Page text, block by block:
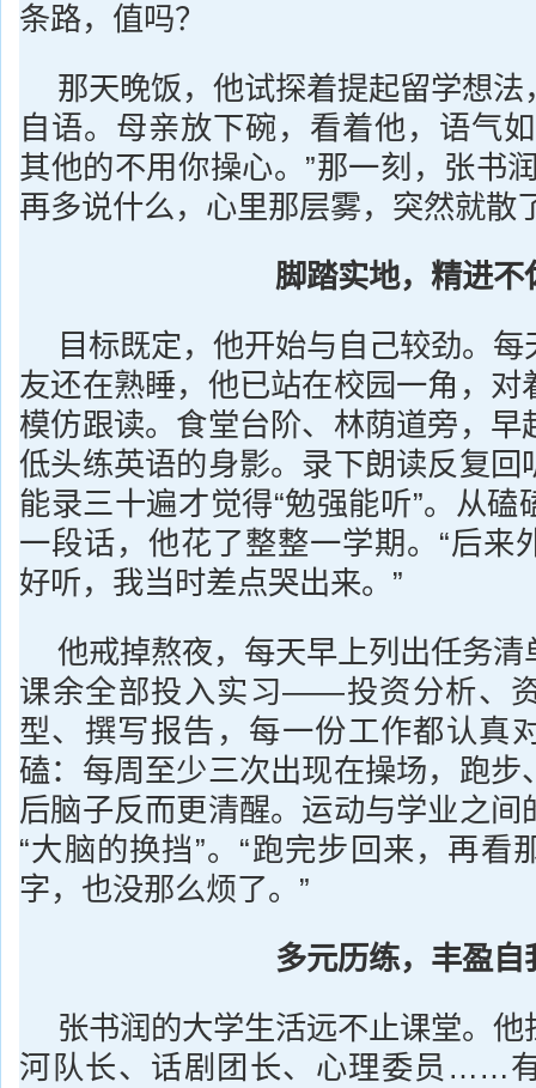
条路，值吗？
那天晚饭，他试探着提起留学想
自语。母亲放下碗，看着他，语气
其他的不用你操心。”那一刻，张书
再多说什么，心里那层雾，突然就散
脚踏实地，精进不
目标既定，他开始与自己较劲。
友还在熟睡，他已站在校园一角，对
模仿跟读。食堂台阶、林荫道旁，早
低头练英语的身影。录下朗读反复回
能录三十遍才觉得“勉强能听”。从磕
一段话，他花了整整一学期。“后来
好听，我当时差点哭出来。”
他戒掉熬夜，每天早上列出任务
课余全部投入实习——投资分析、
型、撰写报告，每一份工作都认真
磕：每周至少三次出现在操场，跑步
后脑子反而更清醒。运动与学业之间
“大脑的换挡”。“跑完步回来，再看
字，也没那么烦了。”
多元历练，丰盈自
张书润的大学生活远不止课堂。
河队长、话剧团长、心理委员……